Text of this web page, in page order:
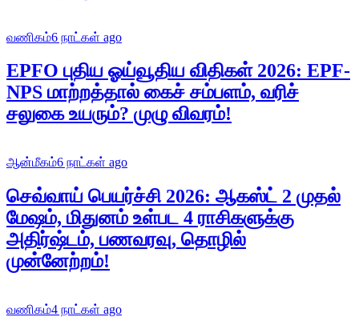
வணிகம்6 நாட்கள் ago
EPFO புதிய ஓய்வூதிய விதிகள் 2026: EPF-
NPS மாற்றத்தால் கைச் சம்பளம், வரிச்
சலுகை உயரும்? முழு விவரம்!
ஆன்மீகம்6 நாட்கள் ago
செவ்வாய் பெயர்ச்சி 2026: ஆகஸ்ட் 2 முதல்
மேஷம், மிதுனம் உள்பட 4 ராசிகளுக்கு
அதிர்ஷ்டம், பணவரவு, தொழில்
முன்னேற்றம்!
வணிகம்4 நாட்கள் ago